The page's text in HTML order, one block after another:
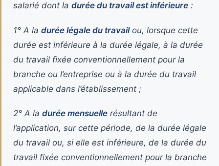
salarié dont la durée du travail est inférieure :
1° A la durée légale du travailou, lorsque cette
durée est inférieure à la durée légale, à la durée
du travail fixée conventionnellement pour la
branche ou l’entreprise ou à la durée du travail
applicable dans l’établissement ;
2° A la durée mensuelle résultant de
l’application, sur cette période, de la durée légale
du travail ou, si elle est inférieure, de la durée du
travail fixée conventionnellement pour la branche